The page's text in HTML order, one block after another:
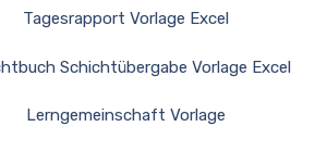
Tagesrapport Vorlage Excel
Schichtübergabe Vorlage Excel
Lerngemeinschaft Vorlage